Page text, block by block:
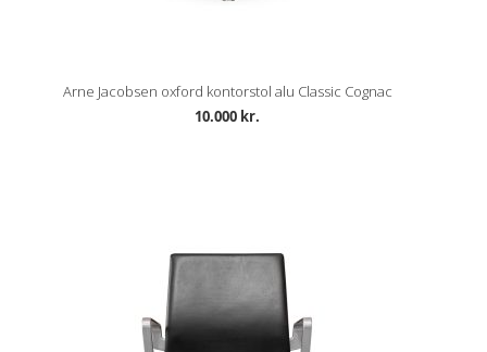
Arne Jacobsen oxford kontorstol alu Classic Cognac
10.000 kr.